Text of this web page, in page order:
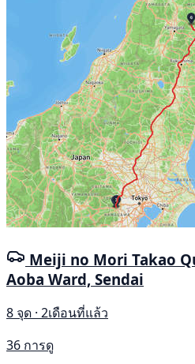
Meiji no Mori Takao
Aoba Ward, Sendai
8 จุด · 2เดือนที่แล้ว
36 การดู